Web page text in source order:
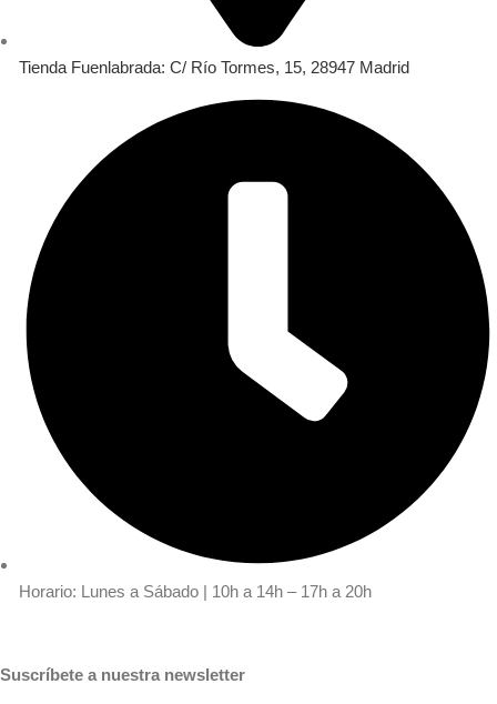
Tienda Fuenlabrada: C/ Río Tormes, 15, 28947 Madrid
Horario: Lunes a Sábado | 10h a 14h – 17h a 20h
Suscríbete a nuestra newsletter